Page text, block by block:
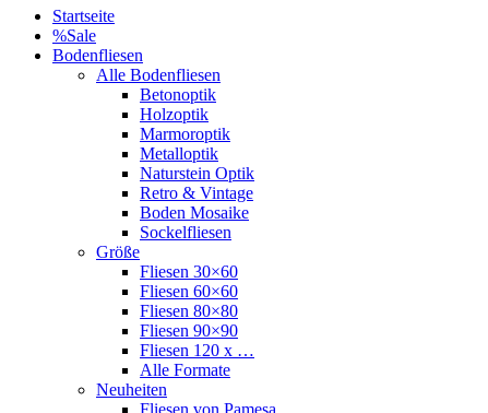
Startseite
%Sale
Bodenfliesen
Alle Bodenfliesen
Betonoptik
Holzoptik
Marmoroptik
Metalloptik
Naturstein Optik
Retro & Vintage
Boden Mosaike
Sockelfliesen
Größe
Fliesen 30×60
Fliesen 60×60
Fliesen 80×80
Fliesen 90×90
Fliesen 120 x …
Alle Formate
Neuheiten
Fliesen von Pamesa